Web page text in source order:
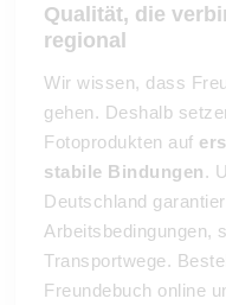
Qualität, die
regional
Wir wissen, dass
gehen. Deshalb
Fotoprodukten auf
stabile Bindungen.
Deutschland
Arbeitsbedingungen,
Transportwege.
Freundebuch online